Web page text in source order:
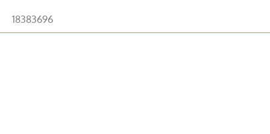
18383696